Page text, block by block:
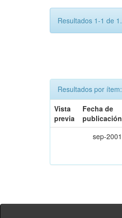
Resultados 1-1 de 1.
Resultados por ítem:
Vista
previa
Fecha de
publicación
sep-2001